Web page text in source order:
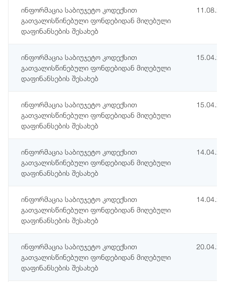
ინფორმაცია საბიუჯეტო კოდექსით
გათვალისწინებული ფონდებიდან მიღებული
დაფინანსების შესახებ
ინფორმაცია საბიუჯეტო კოდექსით
გათვალისწინებული ფონდებიდან მიღებული
დაფინანსების შესახებ
ინფორმაცია საბიუჯეტო კოდექსით
გათვალისწინებული ფონდებიდან მიღებული
დაფინანსების შესახებ
ინფორმაცია საბიუჯეტო კოდექსით
გათვალისწინებული ფონდებიდან მიღებული
დაფინანსების შესახებ
ინფორმაცია საბიუჯეტო კოდექსით
გათვალისწინებული ფონდებიდან მიღებული
დაფინანსების შესახებ
ინფორმაცია საბიუჯეტო კოდექსით
გათვალისწინებული ფონდებიდან მიღებული
დაფინანსების შესახებ